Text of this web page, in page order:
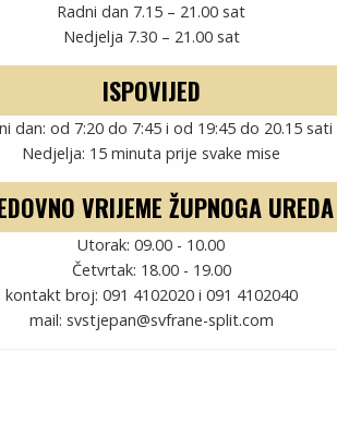
Radni dan 7.15 – 21.00 sat
Nedjelja 7.30 – 21.00 sat
ISPOVIJED
dan: od 7:20 do 7:45 i od 19:45 do 20.15 sati
Nedjelja: 15 minuta prije svake mise
VRIJEME ŽUPNOGA UREDA
Utorak: 09.00 - 10.00
Četvrtak: 18.00 - 19.00
kontakt broj: 091 4102020 i 091 4102040
mail: svstjepan@svfrane-split.com
Božjoj Riječi govoreći o Božjoj Ljubavi.
sv. Antuna navodeći Antunovu propovijed
i mirotvorstvo. Pozvao je okupljene
mir i svako dobro.
Antuna i zahvalom župnika fra Martina.
Tekst: Neda Križanović
Photo: Gordana Paut